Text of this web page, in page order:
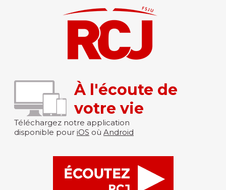
À l'écoute de
votre vie
Téléchargez notre application
disponible pour iOS où Android